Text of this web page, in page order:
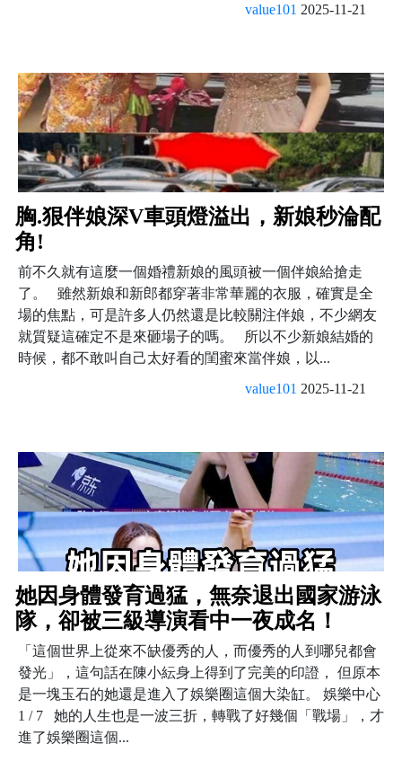
value101 2025-11-21
胸.狠伴娘深V車頭燈溢出，新娘秒淪配
角!
前不久就有這麼一個婚禮新娘的風頭被一個伴娘給搶走
了。 雖然新娘和新郎都穿著非常華麗的衣服，確實是全
場的焦點，可是許多人仍然還是比較關注伴娘，不少網友
就質疑這確定不是來砸場子的嗎。 所以不少新娘結婚的
時候，都不敢叫自己太好看的閨蜜來當伴娘，以...
value101 2025-11-21
她因身體發育過猛，無奈退出國家游泳
隊，卻被三級導演看中一夜成名！
「這個世界上從來不缺優秀的人，而優秀的人到哪兒都會
發光」，這句話在陳小紜身上得到了完美的印證， 但原本
是一塊玉石的她還是進入了娛樂圈這個大染缸。 娛樂中心
1 / 7 她的人生也是一波三折，轉戰了好幾個「戰場」，才
進了娛樂圈這個...